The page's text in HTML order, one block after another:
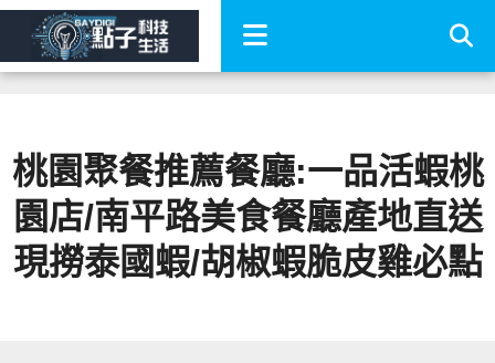
桃園聚餐推薦餐廳:一品活蝦桃
園店/南平路美食餐廳產地直送
現撈泰國蝦/胡椒蝦脆皮雞必點